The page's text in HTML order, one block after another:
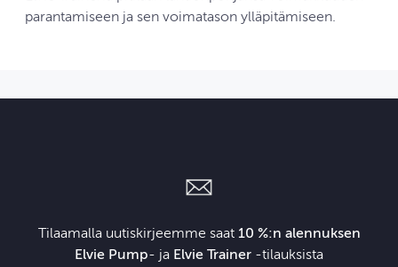
parantamiseen ja sen voimatason ylläpitämiseen.
Tilaamalla uutiskirjeemme saat 10 %:n alennuksen
Elvie Pump- ja Elvie Trainer ‑tilauksista